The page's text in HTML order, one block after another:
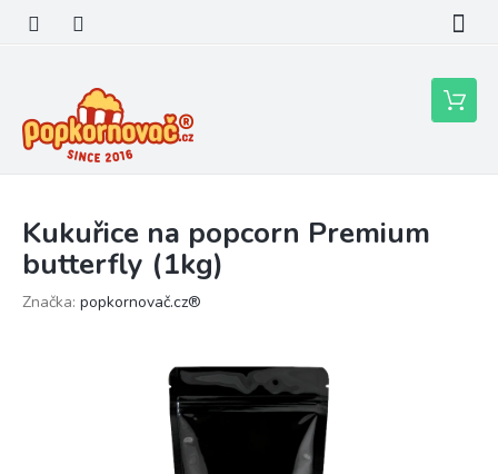
obsah
Nákupní
košík
Kukuřice na popcorn Premium
butterfly (1kg)
Značka: popkornovač.cz®